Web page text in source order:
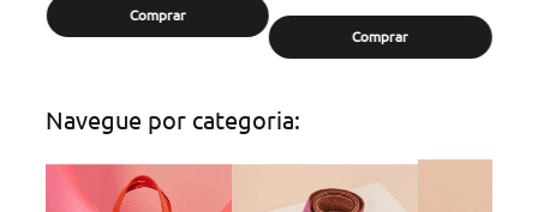
Comprar
Comprar
Navegue por categoria: